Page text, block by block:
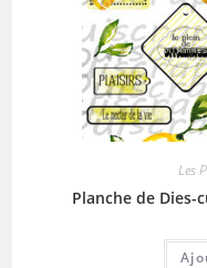
Les
Planche de Dies-